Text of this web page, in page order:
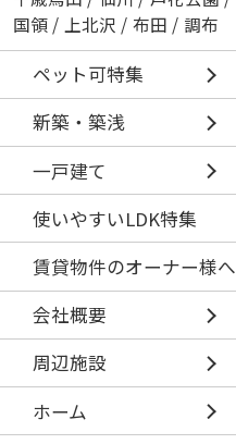
国領 / 上北沢 / 布田 / 調布
ペット可特集
新築・築浅
一戸建て
使いやすいLDK特集
賃貸物件のオーナー様へ
会社概要
周辺施設
ホーム